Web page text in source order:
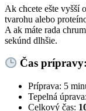
Ak chcete ešte vyšší
tvarohu alebo
A ak máte rada
sekúnd dlhšie.
Čas prípravy:
Príprava: 5
Tepelná
Celkový čas: